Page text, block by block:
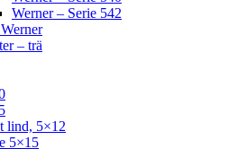
Werner – Serie 542
– trä
lind, 5×12
5×15